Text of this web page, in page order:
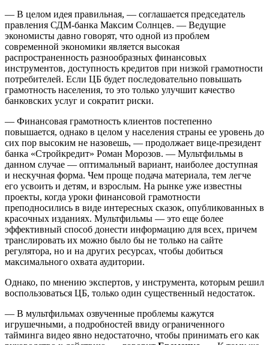
— В целом идея правильная, — соглашается председатель
правления СДМ-банка Максим Солнцев. — Ведущие
экономисты давно говорят, что одной из проблем
современной экономики является высокая
распространенность разнообразных финансовых
инструментов, доступность кредитов при низкой грамотности
потребителей. Если ЦБ будет последовательно повышать
грамотность населения, то это только улучшит качество
банковских услуг и сократит риски.
— Финансовая грамотность клиентов постепенно
повышается, однако в целом у населения страны ее уровень до
сих пор высоким не назовешь, — продолжает вице-президент
банка «Стройкредит» Роман Морозов. — Мультфильмы в
данном случае — оптимальный вариант, наиболее доступная
и нескучная форма. Чем проще подача материала, тем легче
его усвоить и детям, и взрослым. На рынке уже известны
проекты, когда уроки финансовой грамотности
преподносились в виде интересных сказок, опубликованных в
красочных изданиях. Мультфильмы — это еще более
эффективный способ донести информацию для всех, причем
транслировать их можно было бы не только на сайте
регулятора, но и на других ресурсах, чтобы добиться
максимального охвата аудитории.
Однако, по мнению экспертов, у инструмента, которым решил
воспользоваться ЦБ, только один существенный недостаток.
— В мультфильмах озвученные проблемы кажутся
игрушечными, а подробностей ввиду ограниченного
тайминга видео явно недостаточно, чтобы принимать его как